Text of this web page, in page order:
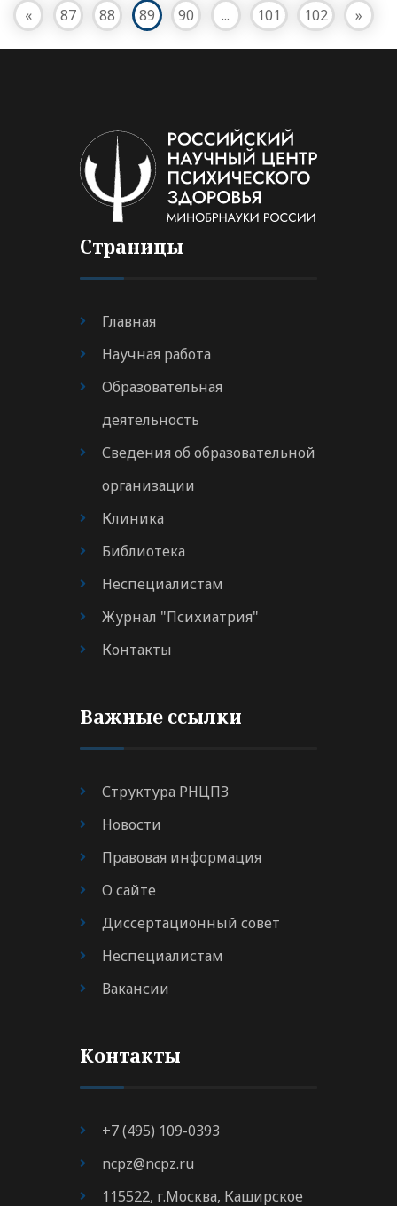
« 87 88 89 90 ... 101 102 »
Страницы
Главная
Научная работа
Образовательная
деятельность
Сведения об образовательной
организации
Клиника
Библиотека
Неспециалистам
Журнал "Психиатрия"
Контакты
Важные ссылки
Структура РНЦПЗ
Новости
Правовая информация
О сайте
Диссертационный совет
Неспециалистам
Вакансии
Контакты
+7 (495) 109-0393
ncpz@ncpz.ru
115522, г.Москва, Каширское